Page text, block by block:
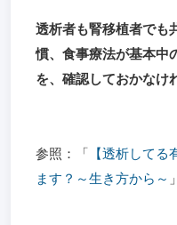
透析者も腎移植者でも
慣、食事療法が基本中
を、確認しておかなけ
参照：「 【透析して
ます？～生き方から～ 」